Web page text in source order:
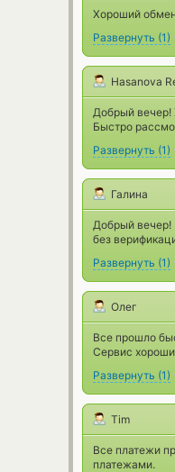
Хороший
Развернуть (1)
Hasanova
Добрый вечер!
Быстро
Развернуть (1)
Галина
Добрый вечер!
без
Развернуть (1)
Олег
Все прошло
Сервис
Развернуть (1)
Tim
Все платежи
платежами.